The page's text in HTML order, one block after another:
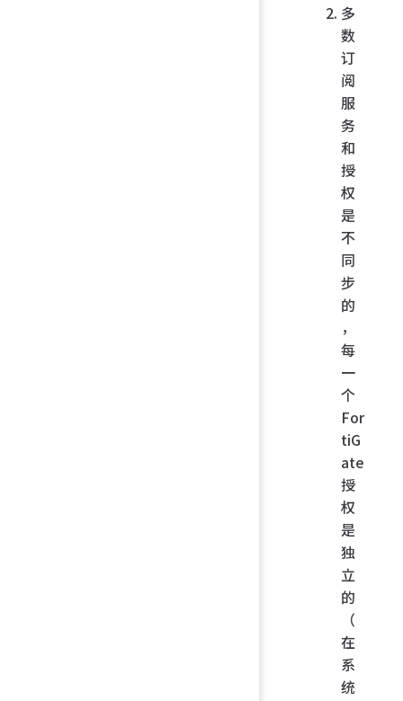
多
数
订
阅
服
务
和
授
权
是
不
同
步
的
，
每
一
个
For
tiG
ate
授
权
是
独
立
的
（
在
系
统